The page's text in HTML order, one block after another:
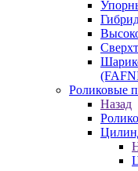
Роликовые
Назад